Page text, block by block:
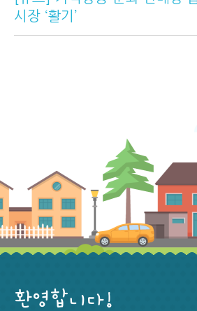
시장 ‘활기’
환영합니다!